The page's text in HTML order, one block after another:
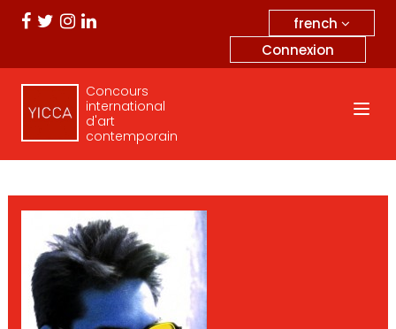
french
Connexion
Concours
international
d'art
contemporain